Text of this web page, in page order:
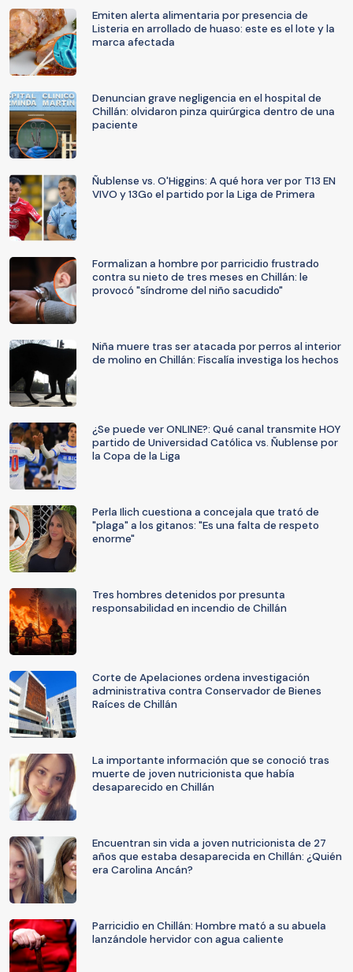
Emiten alerta alimentaria por presencia de
Listeria en arrollado de huaso: este es el lote y la
marca afectada
Denuncian grave negligencia en el hospital de
Chillán: olvidaron pinza quirúrgica dentro de una
paciente
Ñublense vs. O'Higgins: A qué hora ver por T13 EN
VIVO y 13Go el partido por la Liga de Primera
Formalizan a hombre por parricidio frustrado
contra su nieto de tres meses en Chillán: le
provocó "síndrome del niño sacudido"
Niña muere tras ser atacada por perros al interior
de molino en Chillán: Fiscalía investiga los hechos
¿Se puede ver ONLINE?: Qué canal transmite HOY
partido de Universidad Católica vs. Ñublense por
la Copa de la Liga
Perla Ilich cuestiona a concejala que trató de
"plaga" a los gitanos: "Es una falta de respeto
enorme"
Tres hombres detenidos por presunta
responsabilidad en incendio de Chillán
Corte de Apelaciones ordena investigación
administrativa contra Conservador de Bienes
Raíces de Chillán
La importante información que se conoció tras
muerte de joven nutricionista que había
desaparecido en Chillán
Encuentran sin vida a joven nutricionista de 27
años que estaba desaparecida en Chillán: ¿Quién
era Carolina Ancán?
Parricidio en Chillán: Hombre mató a su abuela
lanzándole hervidor con agua caliente